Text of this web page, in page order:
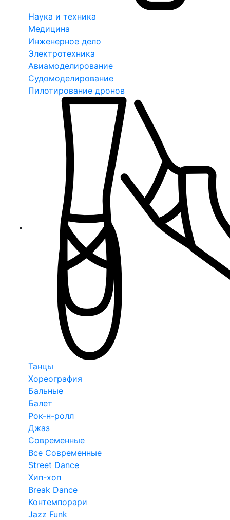
Наука и техника
Медицина
Инженерное дело
Электротехника
Авиамоделирование
Судомоделирование
Пилотирование дронов
Танцы
Хореография
Бальные
Балет
Рок-н-ролл
Джаз
Современные
Все Современные
Street Dance
Хип-хоп
Break Dance
Контемпорари
Jazz Funk